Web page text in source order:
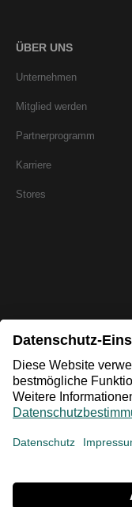
ÜBER UNS
Unternehmen
Mitglied werden
Partnerprogramm
Karriere
Stores